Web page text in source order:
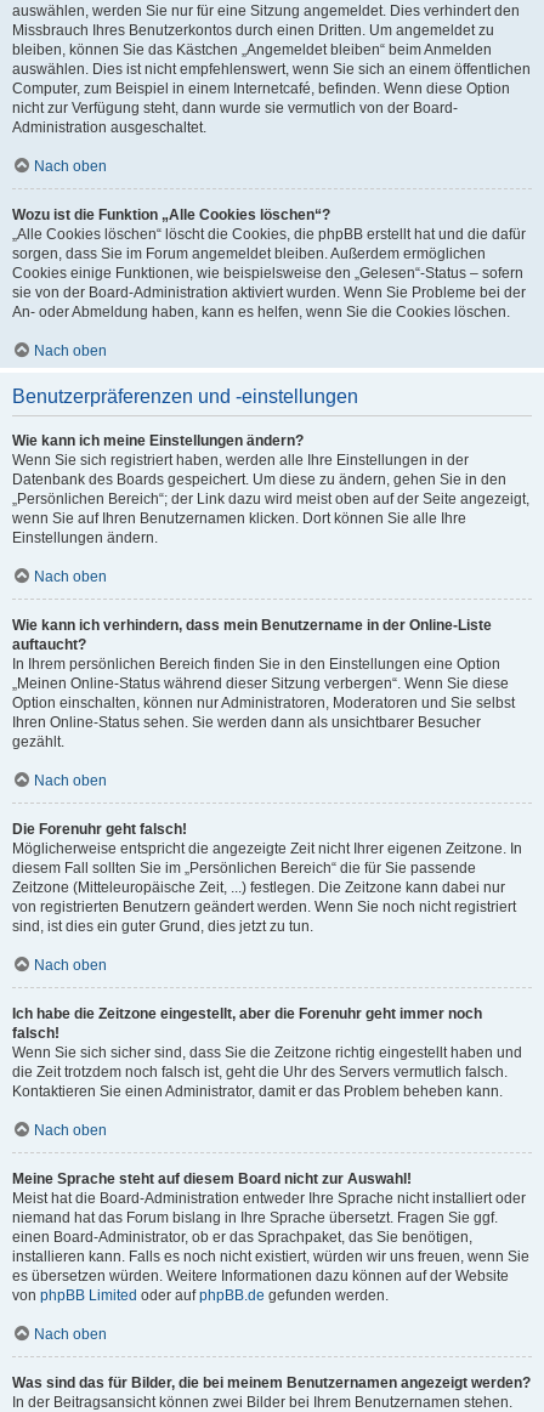
auswählen, werden Sie nur für eine Sitzung angemeldet. Dies verhindert den
Missbrauch Ihres Benutzerkontos durch einen Dritten. Um angemeldet zu
bleiben, können Sie das Kästchen „Angemeldet bleiben“ beim Anmelden
auswählen. Dies ist nicht empfehlenswert, wenn Sie sich an einem öffentlichen
Computer, zum Beispiel in einem Internetcafé, befinden. Wenn diese Option
nicht zur Verfügung steht, dann wurde sie vermutlich von der Board-
Administration ausgeschaltet.
Nach oben
Wozu ist die Funktion „Alle Cookies löschen“?
„Alle Cookies löschen“ löscht die Cookies, die phpBB erstellt hat und die dafür
sorgen, dass Sie im Forum angemeldet bleiben. Außerdem ermöglichen
Cookies einige Funktionen, wie beispielsweise den „Gelesen“-Status – sofern
sie von der Board-Administration aktiviert wurden. Wenn Sie Probleme bei der
An- oder Abmeldung haben, kann es helfen, wenn Sie die Cookies löschen.
Nach oben
Benutzerpräferenzen und -einstellungen
Wie kann ich meine Einstellungen ändern?
Wenn Sie sich registriert haben, werden alle Ihre Einstellungen in der
Datenbank des Boards gespeichert. Um diese zu ändern, gehen Sie in den
„Persönlichen Bereich“; der Link dazu wird meist oben auf der Seite angezeigt,
wenn Sie auf Ihren Benutzernamen klicken. Dort können Sie alle Ihre
Einstellungen ändern.
Nach oben
Wie kann ich verhindern, dass mein Benutzername in der Online-Liste
auftaucht?
In Ihrem persönlichen Bereich finden Sie in den Einstellungen eine Option
„Meinen Online-Status während dieser Sitzung verbergen“. Wenn Sie diese
Option einschalten, können nur Administratoren, Moderatoren und Sie selbst
Ihren Online-Status sehen. Sie werden dann als unsichtbarer Besucher
gezählt.
Nach oben
Die Forenuhr geht falsch!
Möglicherweise entspricht die angezeigte Zeit nicht Ihrer eigenen Zeitzone. In
diesem Fall sollten Sie im „Persönlichen Bereich“ die für Sie passende
Zeitzone (Mitteleuropäische Zeit, ...) festlegen. Die Zeitzone kann dabei nur
von registrierten Benutzern geändert werden. Wenn Sie noch nicht registriert
sind, ist dies ein guter Grund, dies jetzt zu tun.
Nach oben
Ich habe die Zeitzone eingestellt, aber die Forenuhr geht immer noch
falsch!
Wenn Sie sich sicher sind, dass Sie die Zeitzone richtig eingestellt haben und
die Zeit trotzdem noch falsch ist, geht die Uhr des Servers vermutlich falsch.
Kontaktieren Sie einen Administrator, damit er das Problem beheben kann.
Nach oben
Meine Sprache steht auf diesem Board nicht zur Auswahl!
Meist hat die Board-Administration entweder Ihre Sprache nicht installiert oder
niemand hat das Forum bislang in Ihre Sprache übersetzt. Fragen Sie ggf.
einen Board-Administrator, ob er das Sprachpaket, das Sie benötigen,
installieren kann. Falls es noch nicht existiert, würden wir uns freuen, wenn Sie
es übersetzen würden. Weitere Informationen dazu können auf der Website
von phpBB Limited oder aufphpBB.de gefunden werden.
Nach oben
Was sind das für Bilder, die bei meinem Benutzernamen angezeigt werden?
In der Beitragsansicht können zwei Bilder bei Ihrem Benutzernamen stehen.